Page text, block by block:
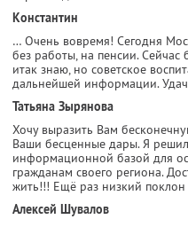
Константин
… Очень вовремя! Сегодня
без работы, на пенсии. Сейчас
итак знаю, но советское
дальнейшей информации.
Татьяна Зырянова
Хочу выразить Вам
Ваши бесценные дары. Я
информационной базой для
гражданам своего региона.
жить!!! Ещё раз низкий поклон
Алексей Шувалов